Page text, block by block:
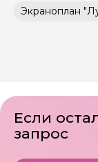
Экраноплан
Если
запрос